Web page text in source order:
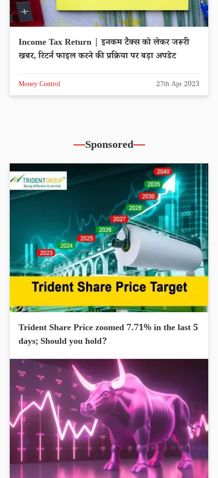
Income Tax Return | इनकम टैक्स को लेकर जरूरी
खबर, रिटर्न फाइल करने की प्रक्रिया पर बड़ा अपडेट
Money Control 27th Apr 2023
Sponsored
Trident Share Price zoomed 7.71% in the last 5
days; Should you hold?